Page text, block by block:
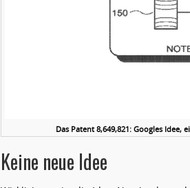
Das Patent 8,649,821: Googles Idee,
Keine neue Idee